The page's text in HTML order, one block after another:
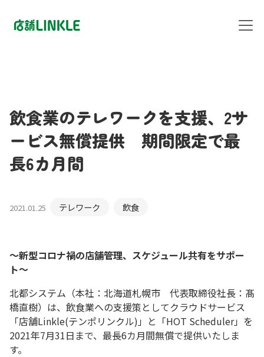
飲食業のテレワークを支援、2サ
ービス無償提供 期間限定で最
長6カ月間
2021.01.25 テレワーク 飲食
〜新型コロナ禍の店舗管理、スケジュール共有をサポー
ト〜
北都システム（本社：北海道札幌市 代表取締役社長：髙
橋直樹）は、飲食業への支援策としてクラウドサービス
「店舗Linkle(テンポリンクル)」と「HOT Scheduler」を
2021年7月31日まで、最長6カ月間無償で提供いたしま
す。